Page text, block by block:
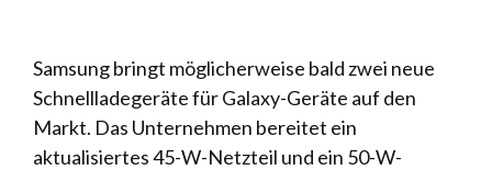
Samsung bringt möglicherweise bald zwei neue
Schnellladegeräte für Galaxy-Geräte auf den
Markt. Das Unternehmen bereitet ein
aktualisiertes 45-W-Netzteil und ein 50-W-